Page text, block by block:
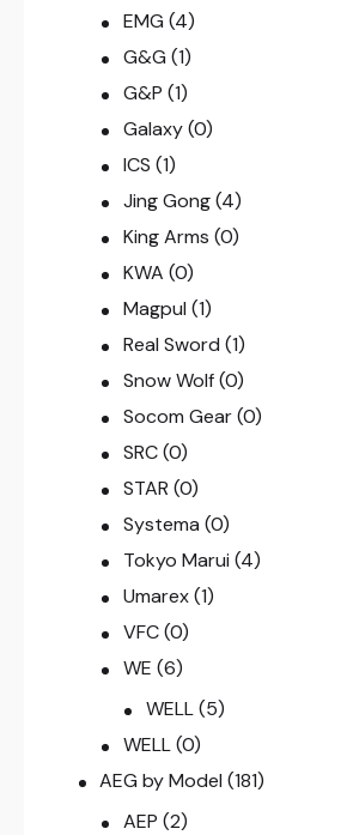
EMG (4)
G&G (1)
G&P (1)
Galaxy (0)
ICS (1)
Jing Gong (4)
King Arms (0)
KWA (0)
Magpul (1)
Real Sword (1)
Snow Wolf (0)
Socom Gear (0)
SRC (0)
STAR (0)
Systema (0)
Tokyo Marui (4)
Umarex (1)
VFC (0)
WE (6)
WELL (5)
WELL (0)
AEG by Model (181)
AEP (2)